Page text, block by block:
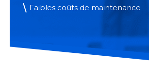
Faibles coûts de maintenance